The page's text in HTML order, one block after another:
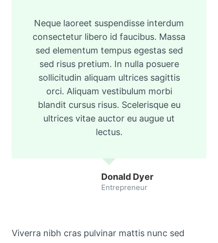
Neque laoreet suspendisse interdum
consectetur libero id faucibus. Massa
sed elementum tempus egestas sed
sed risus pretium. In nulla posuere
sollicitudin aliquam ultrices sagittis
orci. Aliquam vestibulum morbi
blandit cursus risus. Scelerisque eu
ultrices vitae auctor eu augue ut
lectus.
Donald Dyer
Entrepreneur
Viverra nibh cras pulvinar mattis nunc sed